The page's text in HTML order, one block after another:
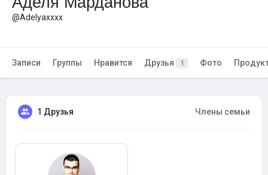
@Adelyaxxxx
Записи Группы Нравится Друзья 1 Фото
1 Друзья Члены семьи